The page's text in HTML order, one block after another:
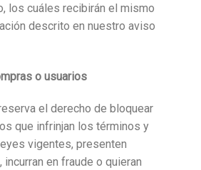
los cuáles recibirán el mismo
descrito en nuestro aviso
o usuarios
el derecho de bloquear
que infrinjan los términos y
vigentes, presenten
en fraude o quieran